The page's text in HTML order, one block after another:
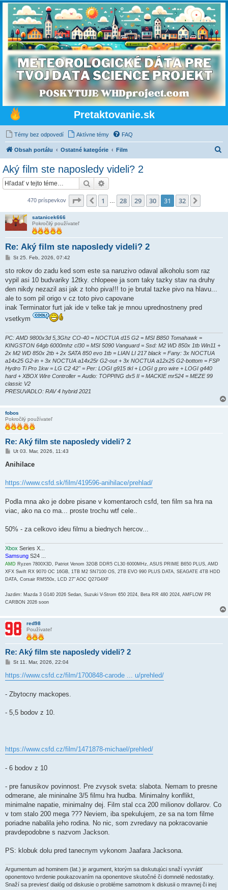
Pretaktovanie.sk
Témy bez odpovedí Aktívne témy FAQ
Obsah portálu Ostatné kategórie Film
Aký film ste naposledy videli? 2
Hľadať
470 príspevkov Strana 31z 32
Predchádzajúci
1 28 29 30 31 32
satanicek666
Pokročilý používateľ
Re: Aký film ste naposledy videli? 2
P
í
p
e
o
k
St 25. Feb, 2026, 07:42
sto rokov do zadu ked som este sa naruzivo odaval alkoholu som raz
vypil asi 10 budvariky 12tky. chlopeee ja som taky tazky stav na druhy
den nikdy nezazil asi jak z toho piva!!! to je brutal tazke pivo na hlavu...
ale to som pil origo v cz toto pivo capovane
inak Terminator furt jak ide v telke tak je mnou uprednostneny pred
vsetkym
PC: AMD 9800x3d 5,3Ghz CO-40 = NOCTUA d15 G2 = MSI B850 Tomahawk =
KINGSTON 64gb 6000mhz cl30 = MSI 5090 Vanguard = Ssd: M2 WD 850x 1tb Win11 +
2x M2 WD 850x 2tb + 2x SATA 850 evo 1tb = LIAN LI 217 black = Fany: 3x NOCTUA
a14x25 G2-in + 3x NOCTUA a14x25r G2-out + 3x NOCTUA a12x25 G2-bottom = FSP
Hydro Ti Pro 1kw = LG C2 42" = Per: LOGI g915 tkl + LOGI g pro wire + LOGI g440
hard + XBOX Wire Controller = Audio: TOPPING dx5 II = MACKIE mr524 = MEZE 99
classic V2
PRESUVADLO: RAV 4 hybrid 2021
fobos
Pokročilý používateľ
Re: Aký film ste naposledy videli? 2
P
í
e
v
k
Ut 03. Mar, 2026, 11:43
Anihilace
https://www.csfd.sk/film/419596-anihilace/prehlad/
Podla mna ako je dobre pisane v komentaroch csfd, ten film sa hra na
viac, ako na co ma... proste trochu wtf cele..
50% - za celkovo ideu filmu a biednych hercov...
Xbox Series X...
Samsung S24 ...
AMD Ryzen 7800X3D, Patriot Venom 32GB DDR5 CL30 6000MHz, ASUS PRIME B650 PLUS, AMD
XFX Swift RX 9070 OC 16GB, 1TB M2 SN7100 OS, 2TB EVO 990 PLUS DATA, SEAGATE 4TB HDD
DATA, Corsair RM550x, LCD 27" AOC Q27G4XF
Jazdim: Mazda 3 G140 2026 Sedan, Suzuki V-Strom 650 2024, Beta RR 480 2024, AMFLOW PR
CARBON 2026 soon
red98
Používateľ
Re: Aký film ste naposledy videli? 2
P
í
s
e
v
k
St 11. Mar, 2026, 22:04
https://www.csfd.cz/film/1700848-carode ... u/prehled/
- Zbytocny mackopes.
- 5,5 bodov z 10.
https://www.csfd.cz/film/1471878-michael/prehled/
- 6 bodov z 10
- pre fanusikov povinnost. Pre zvysok sveta: slabota. Nemam to presne
odmerane, ale mininalne 3/5 filmu hra hudba. Minimalny konflikt,
minimalne napatie, minimalny dej. Film stal cca 200 milionov dollarov. Co
v tom stalo 200 mega ??? Neviem, iba spekulujem, ze sa na tom filme
poriadne nabalila jeho rodina. No nic, som zvredavy na pokracovanie
pravdepodobne s nazvom Jackson.
PS: klobuk dolu pred tanecnym vykonom Jaafara Jacksona.
Argumentum ad hominem (lat.) je argument, ktorým sa diskutujúci snaží vyvrátiť
oponentovo tvrdenie poukazovaním na oponentove skutočné či domnelé nedostatky.
Snaží sa previesť dialóg od diskusie o probléme samotnom k diskusii o mravnej či inej